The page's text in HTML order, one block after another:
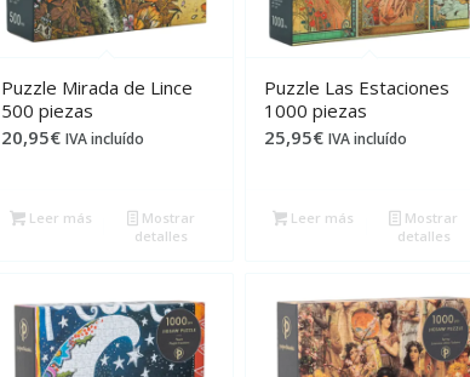
Puzzle Mirada de Lince
500 piezas
20,95€ IVA incluído
Leer más
Mostrar
detalles
Puzzle Las Estaciones
1000 piezas
25,95€ IVA incluído
Leer más
Mostrar
detalles